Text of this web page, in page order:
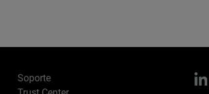
Soporte